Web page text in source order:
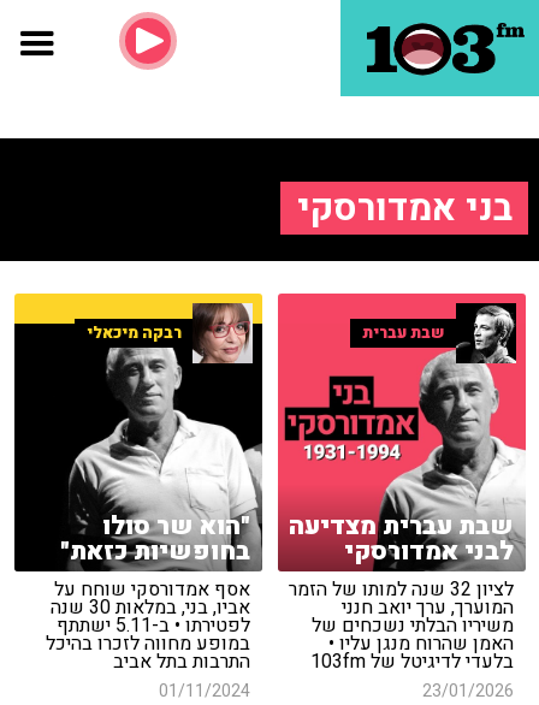
בני אמדורסקי
שבת עברית
שבת עברית מצדיעה
לבני אמדורסקי
לציון 32 שנה למותו של הזמר
המוערך, ערך יואב חנני
משיריו הבלתי נשכחים של
האמן שהרוח מנגן עליו •
בלעדי לדיגיטל של 103fm
23/01/2026
רבקה מיכאלי
"הוא שר סולו
בחופשיות כזאת"
אסף אמדורסקי שוחח על
אביו, בני, במלאות 30 שנה
לפטירתו • ב-5.11 ישתתף
במופע מחווה לזכרו בהיכל
התרבות בתל אביב
01/11/2024